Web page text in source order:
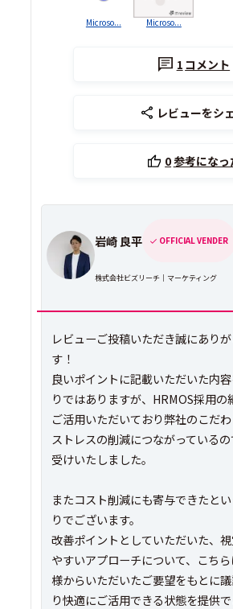
Microso... Microso...
1 コメント
レビューをシ
0参考になっ
岩崎 良平 OFFICIAL VENDER
株式会社ビズリーチ｜マーケティング
レビューご投稿いただき誠にあり
す！
良いポイントに記載いただいた内
りではありますが、HRMOS採用の
ご活用いただいており弊社のこだ
ストレスの削減につながっている
受けいたしました。
またコスト削減にも寄与できたと
りでございます。
改善ポイントとしていただいた、
やすいアプローチについて、こち
様からいただいたご要望をもとに
り快適にご活用できる状態を提供